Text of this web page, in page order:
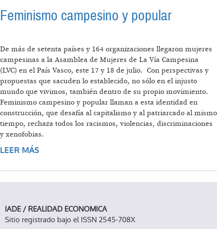
Feminismo campesino y popular
De más de setenta países y 164 organizaciones llegaron mujeres
campesinas a la Asamblea de Mujeres de La Vía Campesina
(LVC) en el País Vasco, este 17 y 18 de julio. Con perspectivas y
propuestas que sacuden lo establecido, no sólo en el injusto
mundo que vivimos, también dentro de su propio movimiento.
Feminismo campesino y popular llaman a esta identidad en
construcción, que desafía al capitalismo y al patriarcado al mismo
tiempo, rechaza todos los racismos, violencias, discriminaciones
y xenofobias.
LEER MÁS
IADE / REALIDAD ECONOMICA
Sitio registrado bajo el ISSN 2545-708X